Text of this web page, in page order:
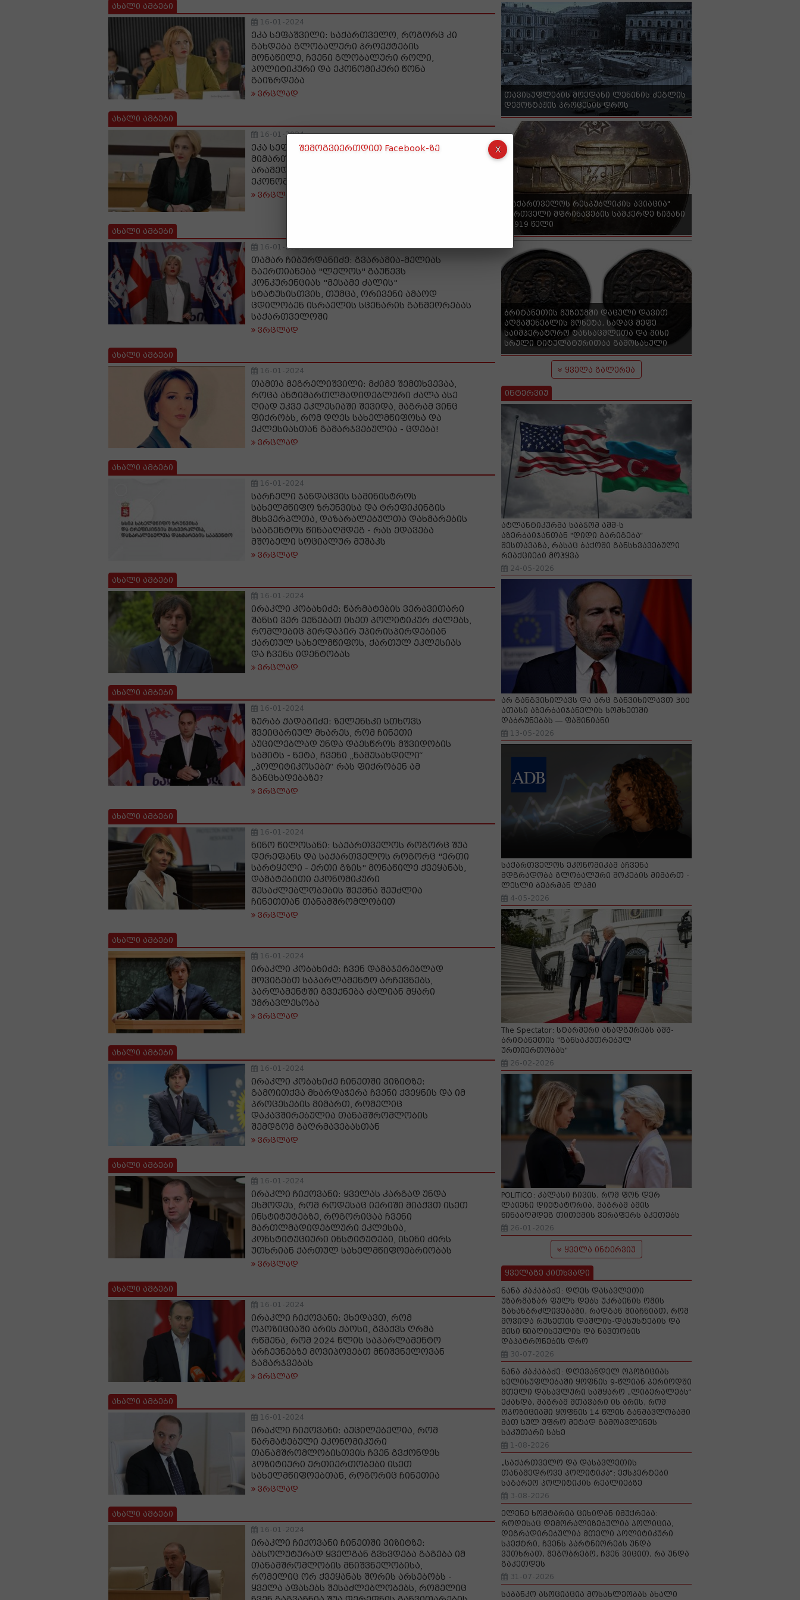
ახალი ამბები
16-01-2024
ეკა სეფაშვილი: საქართველო, როგორც კი
გახდება გლობალური პროექტების
მონაწილე, ჩვენი გლობალური როლი,
პოლიტიკური და ეკონომიკური წონა
გაიზრდება
ვრცლად
ახალი ამბები
16-01-2024
ეკა სეფაშვილი: ჩინეთი საქართველოსთან
მიმართებაში, არა მარტო მოკლევადიან,
არამედ გრძელვადიან პოლიტიკურ-
ეკონომიკურ ინტერესებზეც ფიქრობს
ვრცლად
ახალი ამბები
16-01-2024
თამარ ჩიბურდანიძე: გვარამია-მელიას
გაერთიანება "ლელოს" გაუწევს
კონკურენციას "მესამე ძალის"
სტატუსისთვის, თუმცა, ორივენი ამაოდ
ცდილობენ ისრაელის სცენარის განმეორებას
საქართველოში
ვრცლად
ახალი ამბები
16-01-2024
თამთა მეგრელიშვილი: მძიმე შემთხვევაა,
როცა ანტიმართლმადიდებლური ძალა ასე
ღიად უკვე ეკლესიაში შევიდა, მაგრამ ვინც
ფიქრობს, რომ დღეს სახელმწიფოსა და
ეკლესიასთან გამარჯვებულია - ცდება!
ვრცლად
ახალი ამბები
16-01-2024
სარჩელი ჯანდაცვის სამინისტროს
სახელმწიფო ზრუნვისა და ტრეფიკინგის
მსხვერპლთა, დაზარალებულთა დახმარების
სააგენტოს წინააღმდეგ - რას ედავება
მშობელი სოციალურ მუშაკს
ვრცლად
ახალი ამბები
16-01-2024
ირაკლი კობახიძე: წარმატების ვერავითარი
შანსი ვერ ექნებათ ისეთ პოლიტიკურ ძალებს,
რომლებიც პირდაპირ უპირისპირდებიან
ქართულ სახელმწიფოს, ქართულ ეკლესიას
და ჩვენს იდენტობას
ვრცლად
ახალი ამბები
16-01-2024
ზურაბ ქადაგიძე: ზელენსკი სთხოვს
შვეიცარიულ მხარეს, რომ ჩინეთი
აუცილებლად უნდა დაესწროს მშვიდობის
სამიტს - ნეტა, ჩვენი „ნამუსახდილი“
„პოლიტიკოსები“ რას ფიქრობენ ამ
განცხადებაზე?
ვრცლად
ახალი ამბები
16-01-2024
ნინო წილოსანი: საქართველოს როგორც შუა
დერეფანს და საქართველოს როგორც "ერთი
სარტყელი - ერთი გზის" მონაწილე ქვეყანას,
დამატებითი ეკონომიკური
შესაძლებლობების შექმნა შეუძლია
ჩინეთთან თანამშრომლობით
ვრცლად
ახალი ამბები
16-01-2024
ირაკლი კობახიძე: ჩვენ დამაჯერებლად
მოვიგებთ საპარლამენტო არჩევნებს,
პარლამენტში გვექნება ძალიან მყარი
უმრავლესობა
ვრცლად
ახალი ამბები
16-01-2024
ირაკლი კობახიძე ჩინეთში ვიზიტზე:
გამოითქვა მხარდაჭერა ჩვენი ქვეყნის და იმ
პროცესების მიმართ, რომელიც
დაკავშირებულია თანამშრომლობის
შემდგომ გაღრმავებასთან
ვრცლად
ახალი ამბები
16-01-2024
ირაკლი ჩიქოვანი: ყველას კარგად უნდა
ესმოდეს, რომ როდესაც იერიში მიაქვთ ისეთ
ინსტიტუტებზე, როგორიცაა ჩვენი
მართლმადიდებლური ეკლესია,
კონსტიტუციური ინსტიტუტები, ისინი ძირს
უთხრიან ქართულ სახელმწიფოებრიობას
ვრცლად
ახალი ამბები
16-01-2024
ირაკლი ჩიქოვანი: ვხედავთ, რომ
ოპოზიციაში არის ქაოსი, გვაქვს ღრმა
რწმენა, რომ 2024 წლის საპარლამენტო
არჩევნებზე მოვიპოვებთ მნიშვნელოვან
გამარჯვებას
ვრცლად
ახალი ამბები
16-01-2024
ირაკლი ჩიქოვანი: აუცილებელია, რომ
წარმატებული ეკონომიკური
თანამშრომლობისთვის ჩვენ გვქონდეს
პოზიტიური ურთიერთობები ისეთ
სახელმწიფოებთან, როგორიც ჩინეთია
ვრცლად
ახალი ამბები
16-01-2024
ირაკლი ჩიქოვანი ჩინეთში ვიზიტზე:
აბსოლუტურად ყველგან გვხვდება გაგება იმ
თანამშრომლობის მნიშვნელობისა,
რომელიც ორ ქვეყანას შორის არსებობს -
ყველა აფასებს შესაძლებლობებს, რომელიც
თავისუფლების მოედანი ლენინის ძეგლის
დემონტაჟის პროცესის დროს
"საქართველოს რესპუბლიკის ავიაცია"
ქართველი მფრინავების სამკერდე ნიშანი
- 1919 წელი
ბრიტანეთის მუზეუმში დაცული დავით
აღმაშენებლის მონეტა, სადაც მეფე
საიმპერატორო ტანსაცმლითა და მისი
სრული ტიტულატურითაა გამოსახული
ყველა გალერეა
ინტერვიუ
ატლანტიკურმა საბჭომ აშშ-ს
აზერბაიჯანთან "დიდი გარიგება“
შესთავაზა, რასაც ბაქოში განსხვავებული
რეაქციები მოჰყვა
24-05-2026
არ განგვიხილავს და არც განვიხილავთ 300
ათასი აზერბაიჯანელის სომხეთში
დაბრუნებას — ფაშინიანი
13-05-2026
საქართველოს ეკონომიკამ აჩვენა
მდგრადობა გლობალური შოკების მიმართ -
ლესლი ბეარმან ლამი
4-05-2026
The Spectator: სტარმერი ანადგურებს აშშ-
ბრიტანეთის "განსაკუთრებულ
ურთიერთობას"
26-02-2026
POLITICO: კალასი ჩივის, რომ ფონ დერ
ლაიენი დიქტატორია, მაგრამ ამის
წინააღმდეგ თითქმის ვერაფერს აკეთებს
26-01-2026
ყველა ინტერვიუ
ყველაზე კითხვადი
ნანა კაკაბაძე: დღეს დასავლეთი
უზარმაზარ ფულს დებს უკრაინის ომის
გახანგრძლივებაში, რადგან მიაჩნიათ, რომ
მოვიდა რუსეთის დაშლის-დასუსტების და
მისი წიაღისეულის და ნავთობის
დაპატრონების დრო
30-07-2026
ნანა კაკაბაძე: დღევანდელ ოპოზიციას
ხელისუფლებაში ყოფნის 9-წლიან პერიოდში
მთელი დასავლური სამყარო „ლიბერალებს“
ეძახდა, მაგრამ მთავარი ის არის, რომ
ოპოზიციაში ყოფნის 14 წლის განმავლობაში
მათ სულ უფრო მეტად გამოავლინეს
საკუთარი სახე
1-08-2026
„საქართველო და დასავლეთის
თანამედროვე პოლიტიკა“: ექსპერტები
საგარეო პოლიტიკის რეალიებზე
3-08-2026
ელენე ხოშტარია ციხიდან იმუქრება:
როდესაც დემორალიზებულია პოლიცია,
დეგრადირებულია მთელი პოლიტიკური
სპექტრი, ჩვენს პარტნიორებს უნდა
ვუთხრათ, მეგობრებო, ჩვენ ვიცით, რა უნდა
გაკეთდეს
31-07-2026
საბანკო ასოციაცია მოსახლეობას ახალი
შემოგვიერთდით Facebook-ზე